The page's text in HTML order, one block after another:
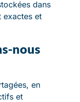
dans
exactes et
nous
en
et